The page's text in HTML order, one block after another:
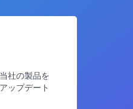
社の製品を
ップデート